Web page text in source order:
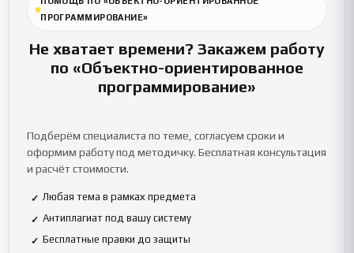
ПРОГРАММИРОВАНИЕ»
Не хватает времени? Закажем работу
по «Объектно-ориентированное
программирование»
Подберём специалиста по теме, согласуем сроки и
оформим работу под методичку. Бесплатная консультация
и расчёт стоимости.
✓ Любая тема в рамках предмета
✓ Антиплагиат под вашу систему
✓ Бесплатные правки до защиты